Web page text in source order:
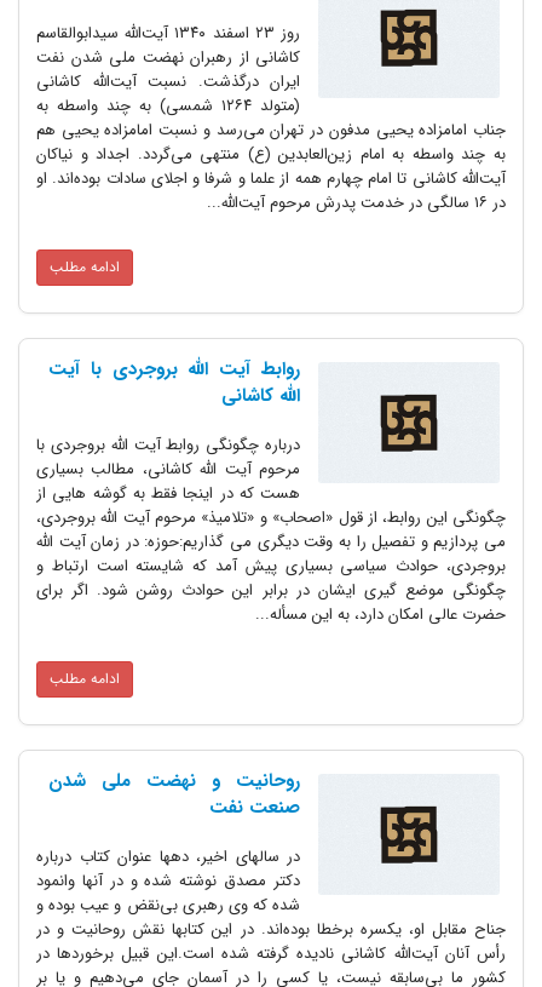
روز ۲۳ اسفند ۱۳۴۰ آیت‌الله سیدابوالقاسم
کاشانی از رهبران نهضت ملی شدن نفت
ایران درگذشت. نسبت آیت‌الله کاشانی
(متولد ۱۲۶۴ شمسی) به چند واسطه به
جناب امامزاده یحیی مدفون در تهران می‌رسد و نسبت امامزاده یحیی هم
به چند واسطه به امام زین‌العابدین (ع) منتهی می‌گردد. اجداد و نیاکان
آیت‌الله کاشانی تا امام چهارم همه از علما و شرفا و اجلای سادات بوده‌اند. او
ادامه مطلب
روابط آیت الله بروجردی با آیت
الله کاشانی
درباره چگونگی روابط آیت الله بروجردی با
مرحوم آیت الله کاشانی، مطالب بسیاری
هست که در اینجا فقط به گوشه هایی از
چگونگی این روابط، از قول «اصحاب» و «تلامیذ» مرحوم آیت الله بروجردی،
می پردازیم و تفصیل را به وقت دیگری می گذاریم:حوزه: در زمان آیت الله
بروجردی، حوادث سیاسی بسیاری پیش آمد که شایسته است ارتباط و
چگونگی موضع گیری ایشان در برابر این حوادث روشن شود. اگر برای
حضرت عالی امکان دارد، به این مسأله...
ادامه مطلب
روحانیت و نهضت ملی شدن
صنعت نفت
در سالهای اخیر، دهها عنوان کتاب درباره
دکتر مصدق نوشته شده و در آنها وانمود
شده که وی رهبری بی‌نقض و عیب بوده و
جناح مقابل او، یکسره برخطا بوده‌اند. در این کتابها نقش روحانیت و در
رأس آنان آیت‌الله کاشانی نادیده گرفته شده است.این قبیل برخوردها در
کشور ما بی‌سابقه نیست، یا کسی را در آسمان جای می‌دهیم و یا بر